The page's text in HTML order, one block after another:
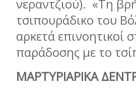
νεραντζιού). «Τη
τσιπουράδικο του
αρκετά επινοητικοί
παράδοσης με το
ΜΑΡΤΥΡΙΑΡΙΚΑ